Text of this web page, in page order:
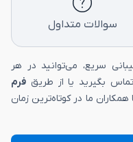
سوالات متداول
سریع، می‌توانید در هر
تماس بگیرید یا از طریق فرم
ما در کوتاه‌ترین زمان